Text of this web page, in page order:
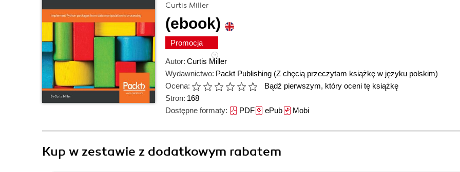
Curtis Miller
(ebook)
Promocja
Autor: Curtis Miller
Wydawnictwo: Packt Publishing (Z chęcią przeczytam książkę w języku polskim)
Ocena:
Bądź pierwszym, który oceni tę książkę
Stron: 168
Dostępne formaty: PDFePubMobi
Kup w zestawie z dodatkowym rabatem